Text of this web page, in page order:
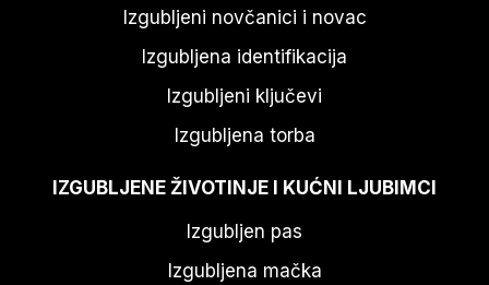
Izgubljeni novčanici i novac
Izgubljena identifikacija
Izgubljeni ključevi
Izgubljena torba
IZGUBLJENE ŽIVOTINJE I KUĆNI LJUBIMCI
Izgubljen pas
Izgubljena mačka